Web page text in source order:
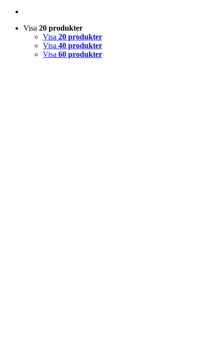
Visa 20 produkter
Visa 20 produkter
Visa 40 produkter
Visa 60 produkter